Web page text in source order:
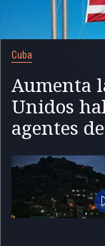
Cuba
Aumenta
Unidos
agentes